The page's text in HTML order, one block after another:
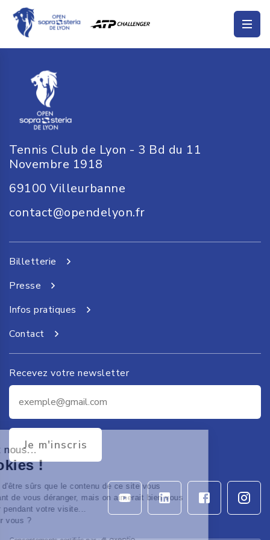
nous...
!
d'être sûrs que le contenu de ce site vous
avant de vous déranger, mais on aimerait bien vous
pendant votre visite...
pour vous ?
Tennis Club de Lyon - 3 Bd du 11
Novembre 1918
69100 Villeurbanne
contact@opendelyon.fr
Billetterie
Presse
Infos pratiques
Contact
Recevez votre newsletter
Je m'inscris